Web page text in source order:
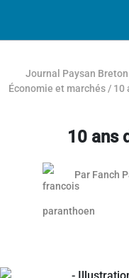
Journal Paysan Breton
Économie et marchés / 10
10 ans
Article réservé aux
Par Fanch